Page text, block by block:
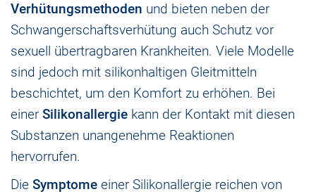
Verhütungsmethoden und bieten neben der
Schwangerschaftsverhütung auch Schutz vor
sexuell übertragbaren Krankheiten. Viele Modelle
sind jedoch mit silikonhaltigen Gleitmitteln
beschichtet, um den Komfort zu erhöhen. Bei
einer Silikonallergie kann der Kontakt mit diesen
Substanzen unangenehme Reaktionen
hervorrufen.
Die Symptome einer Silikonallergie reichen von